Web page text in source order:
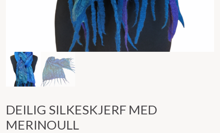
DEILIG SILKESKJERF MED
MERINOULL